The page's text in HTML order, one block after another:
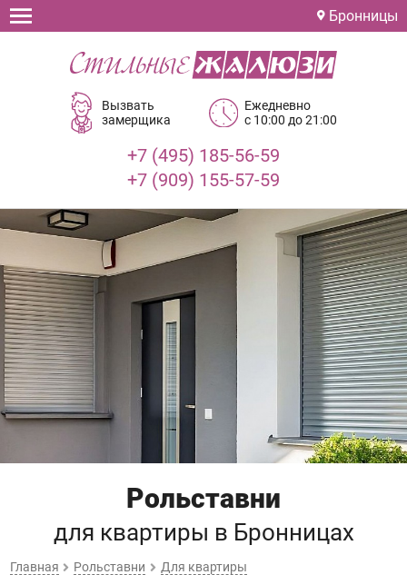
Бронницы
Вызвать
замерщика
Ежедневно
с 10:00 до 21:00
+7 (495) 185-56-59
+7 (909) 155-57-59
Рольставни
для квартиры в Бронницах
Главная Рольставни Для квартиры